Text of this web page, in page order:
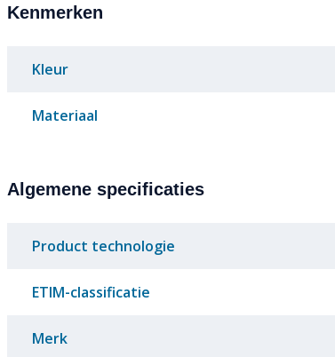
Kenmerken
Kleur
Materiaal
Algemene specificaties
Product technologie
ETIM-classificatie
Merk